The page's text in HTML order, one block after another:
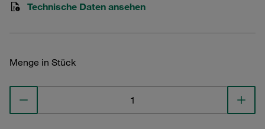
Technische Daten ansehen
Menge in Stück